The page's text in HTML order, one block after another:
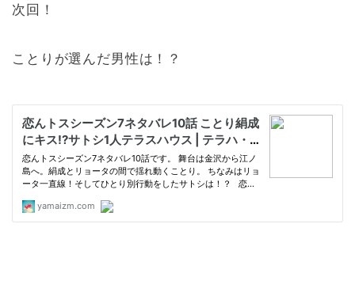
次回！
ことりが選んだ男性は！？